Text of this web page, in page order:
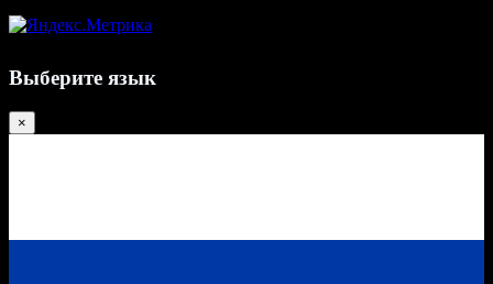
Выберите язык
×